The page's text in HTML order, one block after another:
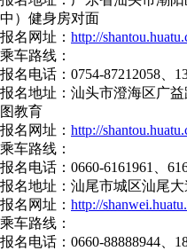
中）健身房对面
报名网址： http://
乘车路线：
报名电话：0754-87212058、
报名地址：汕头市澄海区广
图教育
报名网址： http://
乘车路线：
报名电话：0660-6161961、
报名地址：汕尾市城区汕尾
报名网址： http://
乘车路线：
报名电话：0660-88888944、